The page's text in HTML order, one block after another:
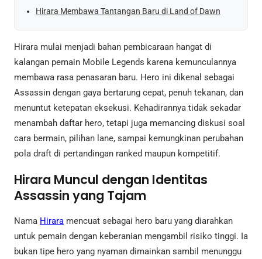
Hirara Membawa Tantangan Baru di Land of Dawn
Hirara mulai menjadi bahan pembicaraan hangat di
kalangan pemain Mobile Legends karena kemunculannya
membawa rasa penasaran baru. Hero ini dikenal sebagai
Assassin dengan gaya bertarung cepat, penuh tekanan, dan
menuntut ketepatan eksekusi. Kehadirannya tidak sekadar
menambah daftar hero, tetapi juga memancing diskusi soal
cara bermain, pilihan lane, sampai kemungkinan perubahan
pola draft di pertandingan ranked maupun kompetitif.
Hirara Muncul dengan Identitas
Assassin yang Tajam
Nama Hirara mencuat sebagai hero baru yang diarahkan
untuk pemain dengan keberanian mengambil risiko tinggi. Ia
bukan tipe hero yang nyaman dimainkan sambil menunggu